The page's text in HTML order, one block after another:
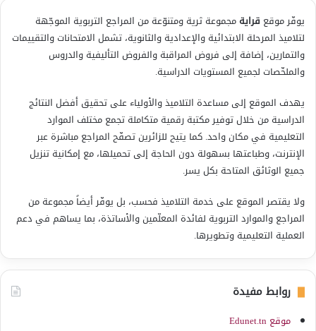
يوفّر موقع قرايةمجموعة ثرية ومتنوّعة من المراجع التربوية الموجّهة
لتلاميذ المرحلة الابتدائية والإعدادية والثانوية، تشمل الامتحانات والتقييمات
والتمارين، إضافة إلى فروض المراقبة والفروض التأليفية والدروس
والملخّصات لجميع المستويات الدراسية.
يهدف الموقع إلى مساعدة التلاميذ والأولياء على تحقيق أفضل النتائج
الدراسية من خلال توفير مكتبة رقمية متكاملة تجمع مختلف الموارد
التعليمية في مكان واحد. كما يتيح للزائرين تصفّح المراجع مباشرة عبر
الإنترنت، وطباعتها بسهولة دون الحاجة إلى تحميلها، مع إمكانية تنزيل
جميع الوثائق المتاحة بكل يسر.
ولا يقتصر الموقع على خدمة التلاميذ فحسب، بل يوفّر أيضاً مجموعة من
المراجع والموارد التربوية لفائدة المعلّمين والأساتذة، بما يساهم في دعم
العملية التعليمية وتطويرها.
روابط مفيدة
موقع Edunet.tn